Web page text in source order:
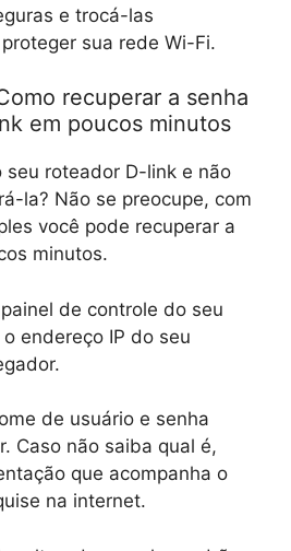
e trocá-las
sua rede Wi-Fi.
recuperar a senha
em poucos minutos
seu roteador D-link e não
la? Não se preocupe, com
você pode recuperar a
minutos.
de controle do seu
endereço IP do seu
de usuário e senha
Caso não saiba qual é,
que acompanha o
na internet.